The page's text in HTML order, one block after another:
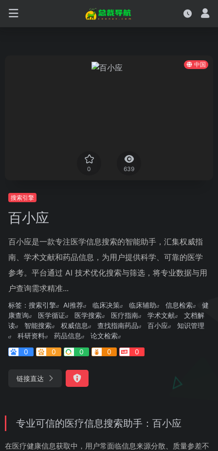
中国
0 639
搜索引擎
百小应
百小应是一款专注医学信息搜索的智能助手，汇集权威指
南、学术文献和药品信息，为用户提供科学、可靠的医学
参考。平台通过 AI 技术优化搜索与筛选，将专业数据与用
户查询需求精准...
标签： 搜索引擎 AI推荐 临床决策 临床辅助 信息检索
健
康查询
医学循证 医学搜索 医疗指南 学术文献
文档解
读
智能搜索 权威信息 查找指南药品 百小应
知识管理
科研资料
药品信息
论文检索
0
0 0 0 0
链接直达
专业可信的医疗信息搜索助手：百小应
在医疗健康信息获取中，用户常面临信息来源分散、质量参差不